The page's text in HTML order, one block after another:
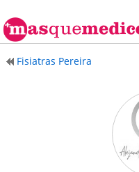
Fisiatras Pereira